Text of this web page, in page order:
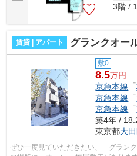
3階 /
賃貸 | アパート グランクオー
敷0
8.5万円
京急本線 「
京急本線 「
京急本線 「
築4年 /
東京都大
ぜひ一度見ていただきたい、「グラン